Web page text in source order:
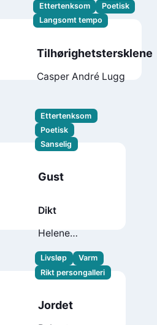
Ettertenksom
Poetisk
Langsomt tempo
Tilhørighetstersklene
Casper André Lugg
Ettertenksom
Poetisk
Sanselig
Gust
Dikt
Helene
Livsløp
Varm
Rikt persongalleri
Jordet